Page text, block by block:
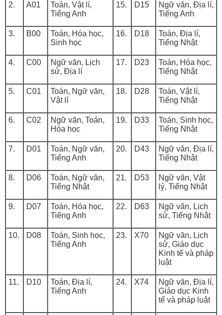
2. A01
Toán, Vật lí,
Tiếng Anh
15. D15
Ngữ văn, Địa lí,
Tiếng Anh
3. B00
Toán, Hóa học,
Sinh học
16. D18
Toán, Địa lí,
Tiếng Nhật
4. C00
Ngữ văn, Lịch
sử, Địa lí
17. D23
Toán, Hóa học,
Tiếng Nhật
5. C01
Toán, Ngữ văn,
Vật lí
18. D28
Toán, Vật lí,
Tiếng Nhật
6. C02
Ngữ văn, Toán,
Hóa học
19. D33
Toán, Sinh học,
Tiếng Nhật
7. D01
Toán, Ngữ văn,
Tiếng Anh
20. D43
Ngữ văn, Địa lí,
Tiếng Nhật
8. D06
Toán, Ngữ văn,
Tiếng Nhật
21. D53
Ngữ văn, Vật
lý, Tiếng Nhật
9. D07
Toán, Hóa học,
Tiếng Anh
22. D63
Ngữ văn, Lịch
sử, Tiếng Nhật
10. D08
Toán, Sinh học,
Tiếng Anh
23. X70
Ngữ văn, Lịch
sử, Giáo dục
Kinh tế và pháp
luật
11. D10
Toán, Địa lí,
Tiếng Anh
24. X74
Ngữ văn, Địa lí,
Giáo dục Kinh
tế và pháp luật